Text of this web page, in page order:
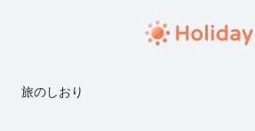
旅のしおり